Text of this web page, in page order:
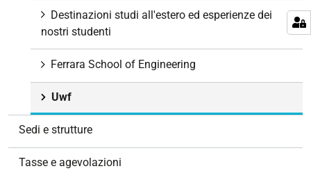
Destinazioni studi all'estero ed esperienze dei
nostri studenti
Ferrara School of Engineering
Uwf
Sedi e strutture
Tasse e agevolazioni